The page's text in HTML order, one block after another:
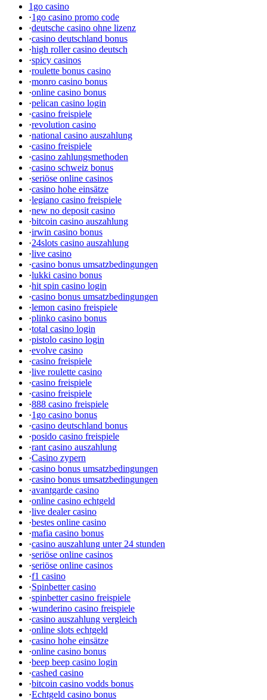
1go casino
·1go casino promo code
·deutsche casino ohne lizenz
·casino deutschland bonus
·high roller casino deutsch
·spicy casinos
·roulette bonus casino
·monro casino bonus
·online casino bonus
·pelican casino login
·casino freispiele
·revolution casino
·national casino auszahlung
·casino freispiele
·casino zahlungsmethoden
·casino schweiz bonus
·seriöse online casinos
·casino hohe einsätze
·legiano casino freispiele
·new no deposit casino
·bitcoin casino auszahlung
·irwin casino bonus
·24slots casino auszahlung
·live casino
·casino bonus umsatzbedingungen
·lukki casino bonus
·hit spin casino login
·casino bonus umsatzbedingungen
·lemon casino freispiele
·plinko casino bonus
·total casino login
·pistolo casino login
·evolve casino
·casino freispiele
·live roulette casino
·casino freispiele
·casino freispiele
·888 casino freispiele
·1go casino bonus
·casino deutschland bonus
·posido casino freispiele
·rant casino auszahlung
·Casino zypern
·casino bonus umsatzbedingungen
·casino bonus umsatzbedingungen
·avantgarde casino
·online casino echtgeld
·live dealer casino
·bestes online casino
·mafia casino bonus
·casino auszahlung unter 24 stunden
·seriöse online casinos
·seriöse online casinos
·f1 casino
·Spinbetter casino
·spinbetter casino freispiele
·wunderino casino freispiele
·casino auszahlung vergleich
·online slots echtgeld
·casino hohe einsätze
·online casino bonus
·beep beep casino login
·cashed casino
·bitcoin casino vodds bonus
·Echtgeld casino bonus